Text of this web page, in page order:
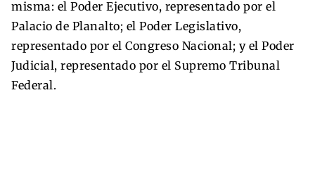
misma: el Poder Ejecutivo, representado por el
Palacio de Planalto; el Poder Legislativo,
representado por el Congreso Nacional; y el Poder
Judicial, representado por el Supremo Tribunal
Federal.